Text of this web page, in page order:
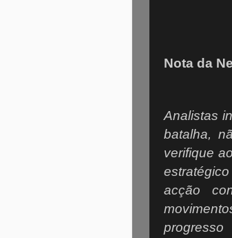
Nota da
Analistas
batalha,
verifique
acção